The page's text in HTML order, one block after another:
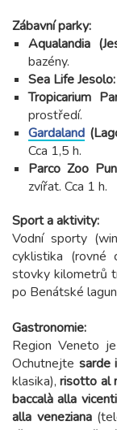
Zábavní parky:
Aqualandia
bazény.
Sea Life Jesolo:
Tropicarium
prostředí.
Gardaland
Cca 1,5 h.
Parco Zoo
zvířat. Cca 1 h.
Sport a aktivity:
Vodní sporty
cyklistika
stovky kilometrů
po Benátské
Gastronomie:
Region Veneto
Ochutnejte sarde
klasika),risotto al
baccalà alla
alla veneziana